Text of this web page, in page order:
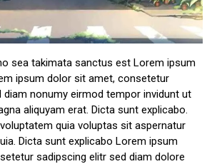
sea takimata sanctus est Lorem ipsum
ipsum dolor sit amet, consetetur
diam nonumy eirmod tempor invidunt ut
aliquyam erat. Dicta sunt explicabo.
quia voluptas sit aspernatur
Dicta sunt explicabo Lorem ipsum
sadipscing elitr sed diam dolore